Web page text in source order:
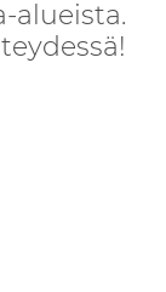
alueista.